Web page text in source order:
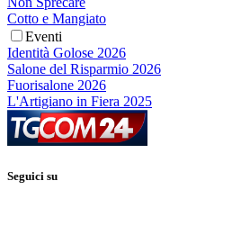
Cotto e Mangiato
Eventi
Identità Golose 2026
Salone del Risparmio 2026
Fuorisalone 2026
L'Artigiano in Fiera 2025
Seguici su